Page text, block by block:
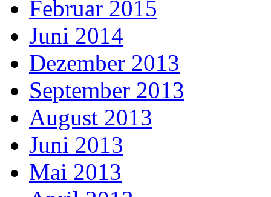
Februar 2015
Juni 2014
Dezember 2013
September 2013
August 2013
Juni 2013
Mai 2013